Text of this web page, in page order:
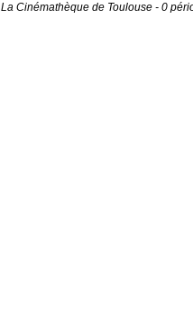
La Cinémathèque de Toulouse - 0